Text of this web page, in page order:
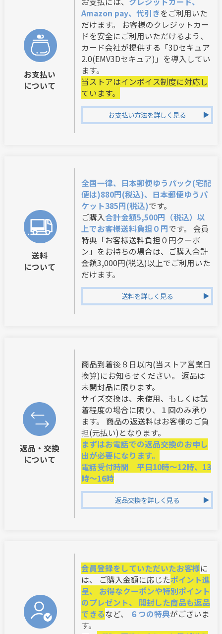
お支払い
について
Amazon pay、代引きをご利用いた
だけます。 お客様のクレジットカー
ドを安全にご利用いただけるよう、
カード会社が提供する「3Dセキュア
2.0(EMV3Dセキュア)」を導入してい
ます。
当ストアはインボイス制度に対応し
ています。
お支払い方法を詳しく見る
送料
について
全国一律、日本郵便ゆうパック(宅配
便は)880円(税込)、日本郵便ゆうパ
ケット385円(税込)です。
ご購入合計金額5,500円（税込）以
上でお客様送料負担０円です。 会員
特典「お客様送料負担０円クーポ
ン」をお持ちの場合は、ご購入合計
金額3,000円(税込)以上でご利用いた
だけます。
送料を詳しく見る
返品・交換
について
商品到着後８日以内(当ストア営業日
換算)にお知らせください。 返品は
未開封品に限ります。
サイズ交換は、未使用、もしくは試
着程度の場合に限り、１回のみ承り
ます。 商品の返送料はお客様のご負
担(元払い)となります。
まずはお電話での返品交換のお申し
出が必要になります。
電話受付時間 平日10時～12時、13
時～16時
返品交換を詳しく見る
会員登録をしていただいたお客様に
は、 ご購入金額に応じたポイント進
呈、 お得なクーポンや特別ポイント
のプレゼント、 開封した商品も返品
できるなど、 ６つの特典がございま
す。